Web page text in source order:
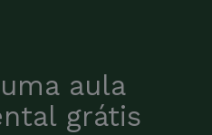
aula
grátis